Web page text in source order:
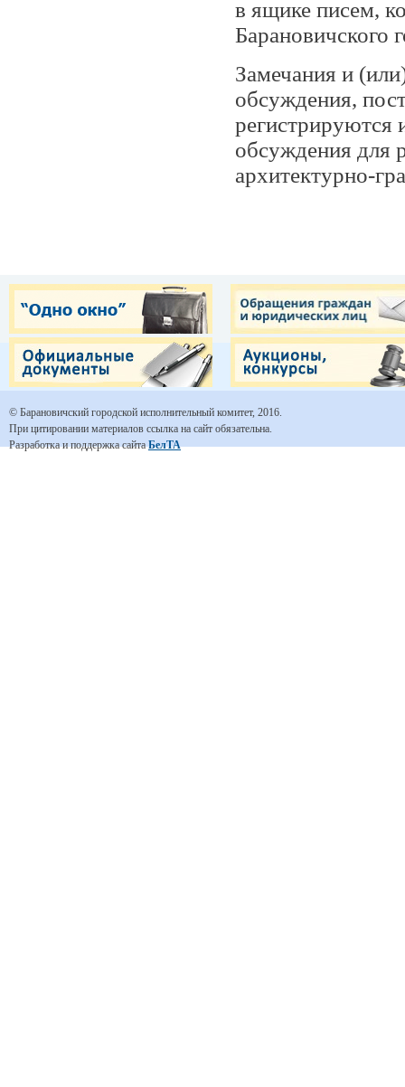
в ящике писем,
Барановичского
Замечания и
обсуждения,
регистрируются
обсуждения для
архитектурно-
© Барановичский городской исполнительный комитет, 2016.
При цитировании материалов ссылка на сайт обязательна.
Разработка и поддержка сайтаБелТА